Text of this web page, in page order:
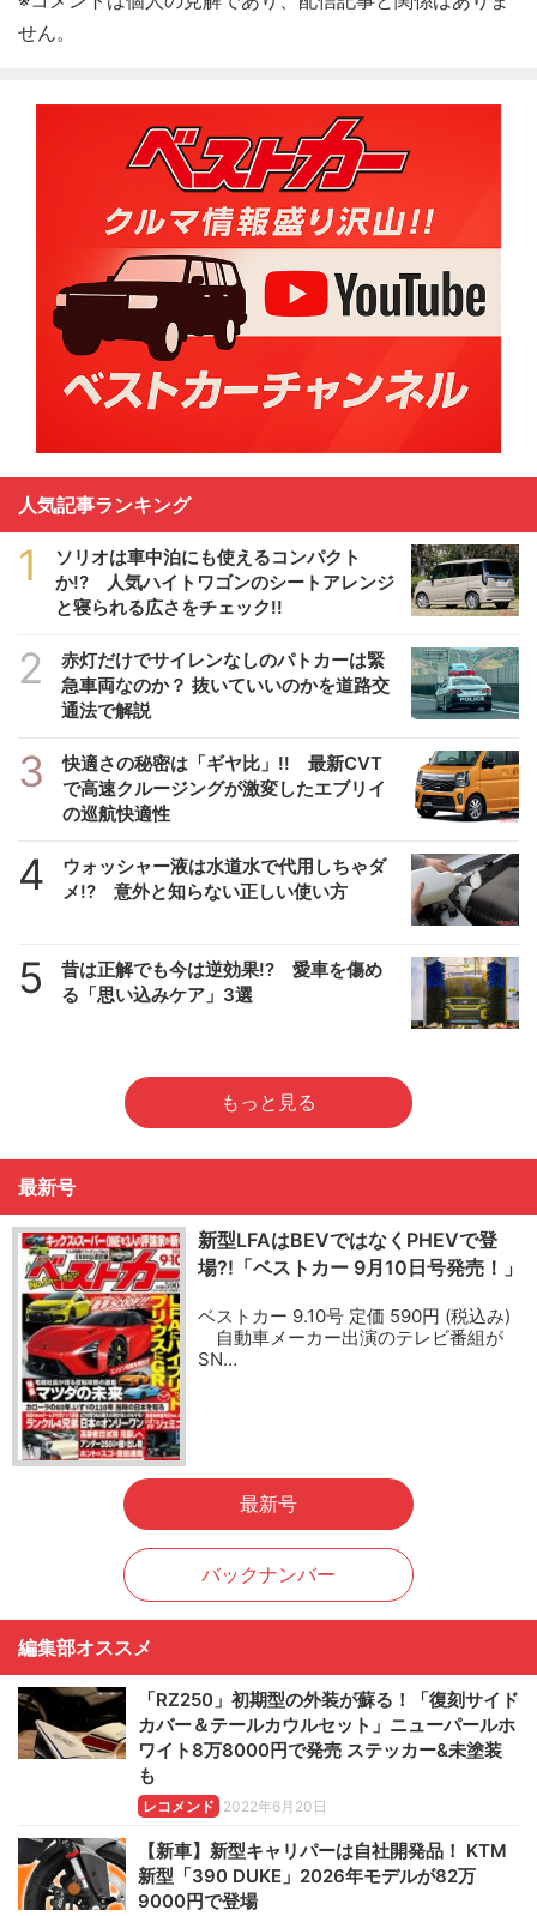
せん。
人気記事ランキング
1
ソリオは車中泊にも使えるコンパクト
か!? 人気ハイトワゴンのシートアレンジ
と寝られる広さをチェック!!
2
赤灯だけでサイレンなしのパトカーは緊
急車両なのか？ 抜いていいのかを道路交
通法で解説
3
快適さの秘密は「ギヤ比」!! 最新CVT
で高速クルージングが激変したエブリイ
の巡航快適性
4
ウォッシャー液は水道水で代用しちゃダ
メ!? 意外と知らない正しい使い方
5
昔は正解でも今は逆効果!? 愛車を傷め
る「思い込みケア」3選
もっと見る
最新号
新型LFAはBEVではなくPHEVで登
場?!「ベストカー 9月10日号発売！」
ベストカー 9.10号 定価 590円 (税込み)
自動車メーカー出演のテレビ番組が
SN…
最新号
バックナンバー
編集部オススメ
「RZ250」初期型の外装が蘇る！「復刻サイド
カバー＆テールカウルセット」ニューパールホ
ワイト8万8000円で発売 ステッカー&未塗装
も
レコメンド 2022年6月20日
【新車】新型キャリパーは自社開発品！ KTM
新型「390 DUKE」2026年モデルが82万
9000円で登場